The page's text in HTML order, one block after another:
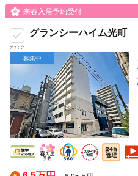
チェック
来春入居予約受付
グランシーハイム光町
募集中